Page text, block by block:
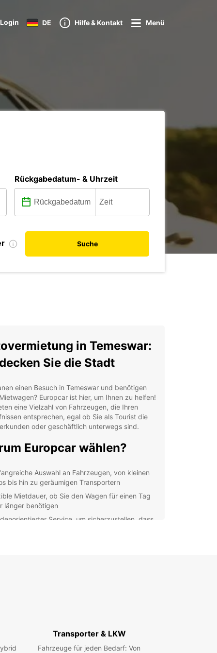
Login DE Hilfe & Kontakt Menü
Rückgabedatum- & Uhrzeit
Suche
in Temeswar:
Sie die Stadt
einen Besuch in Temeswar und benötigen
Europcar ist hier, um Ihnen zu helfen!
eine Vielzahl von Fahrzeugen, die Ihren
entsprechen, egal ob Sie als Tourist die
oder geschäftlich unterwegs sind.
Europcar wählen?
Auswahl an Fahrzeugen, von kleinen
bis hin zu geräumigen Transportern
Mietdauer, ob Sie den Wagen für einen Tag
länger benötigen
Service, um sicherzustellen, dass
Wir sind hier, um sicherzustellen, dass Ihr
Transporter & LKW
Fahrzeuge für jeden Bedarf: Von